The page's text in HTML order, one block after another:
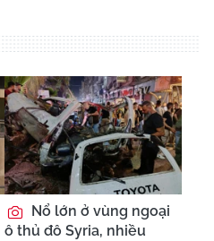
Nổ lớn ở vùng ngoại
ô thủ đô Syria, nhiều